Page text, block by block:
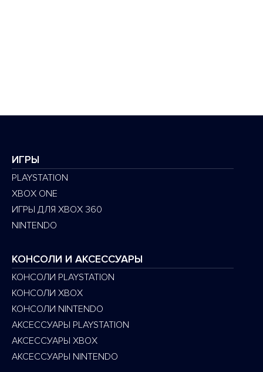
ИГРЫ
PLAYSTATION
XBOX ONE
ИГРЫ ДЛЯ XBOX 360
NINTENDO
КОНСОЛИ И АКСЕССУАРЫ
КОНСОЛИ PLAYSTATION
КОНСОЛИ XBOX
КОНСОЛИ NINTENDO
АКСЕССУАРЫ PLAYSTATION
АКСЕССУАРЫ XBOX
АКСЕССУАРЫ NINTENDO